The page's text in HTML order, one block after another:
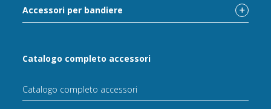
Accessori per bandiere
Catalogo completo accessori
Catalogo completo accessori